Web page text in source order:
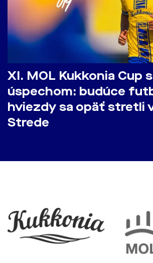
​XI. MOL Kukkonia Cup
úspechom: budúce
hviezdy sa opäť stretli
Strede